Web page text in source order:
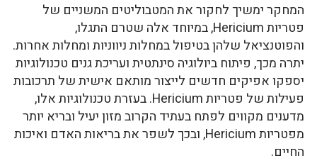
המחקר ימשיך לחקור את המטבוליטים המשניים של
פטריות Hericium, במיוחד אלה שטרם התגלו,
והפוטנציאל שלהן בטיפול במחלות ניווניות ומחלות אחרות.
יתרה מכך, פיתוח ביולוגיה סינתטית ועריכת גנים טכנולוגיות
יספקו אפיקים חדשים לייצור מותאם אישית של תרכובות
פעילות של פטריות Hericium. בעזרת טכנולוגיות אלו,
מדענים מקווים לפתח בעתיד הקרוב מזון יעיל ובריא יותר
מפטריות Hericium, ובכך לשפר את בריאות האדם ואיכות
החיים.